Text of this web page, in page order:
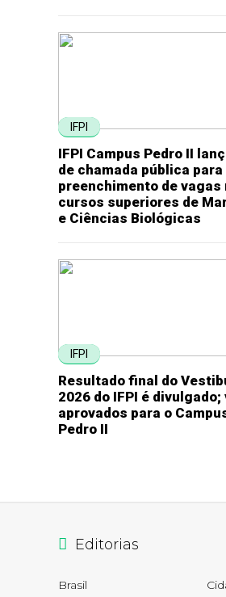
IFPI
IFPI Campus Pedro II
de chamada pública para
preenchimento de vagas
cursos superiores de
e Ciências Biológicas
IFPI
Resultado final do
2026 do IFPI é divulgado;
aprovados para o
Pedro II
Editorias
Brasil